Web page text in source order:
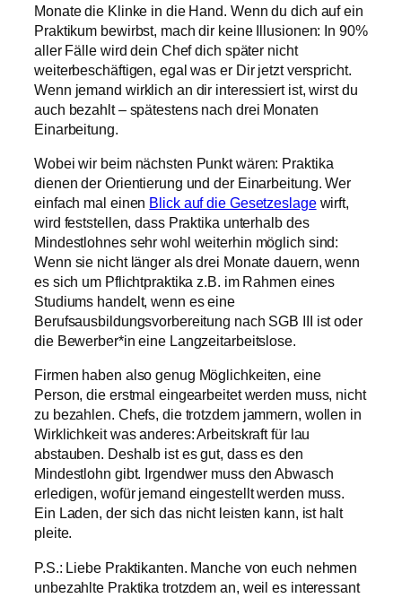
Monate die Klinke in die Hand. Wenn du dich auf ein
Praktikum bewirbst, mach dir keine Illusionen: In 90%
aller Fälle wird dein Chef dich später nicht
weiterbeschäftigen, egal was er Dir jetzt verspricht.
Wenn jemand wirklich an dir interessiert ist, wirst du
auch bezahlt – spätestens nach drei Monaten
Einarbeitung.
Wobei wir beim nächsten Punkt wären: Praktika
dienen der Orientierung und der Einarbeitung. Wer
einfach mal einen Blick auf die Gesetzeslagewirft,
wird feststellen, dass Praktika unterhalb des
Mindestlohnes sehr wohl weiterhin möglich sind:
Wenn sie nicht länger als drei Monate dauern, wenn
es sich um Pflichtpraktika z.B. im Rahmen eines
Studiums handelt, wenn es eine
Berufsausbildungsvorbereitung nach SGB III ist oder
die Bewerber*in eine Langzeitarbeitslose.
Firmen haben also genug Möglichkeiten, eine
Person, die erstmal eingearbeitet werden muss, nicht
zu bezahlen. Chefs, die trotzdem jammern, wollen in
Wirklichkeit was anderes: Arbeitskraft für lau
abstauben. Deshalb ist es gut, dass es den
Mindestlohn gibt. Irgendwer muss den Abwasch
erledigen, wofür jemand eingestellt werden muss.
Ein Laden, der sich das nicht leisten kann, ist halt
pleite.
P.S.: Liebe Praktikanten. Manche von euch nehmen
unbezahlte Praktika trotzdem an, weil es interessant